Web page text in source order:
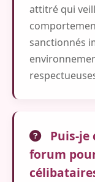
attitré qui
sanctionnés
Puis-je
forum